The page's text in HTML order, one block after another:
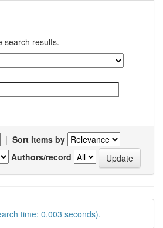
search results.
| Sort items by
Authors/record
time: 0.003 seconds).